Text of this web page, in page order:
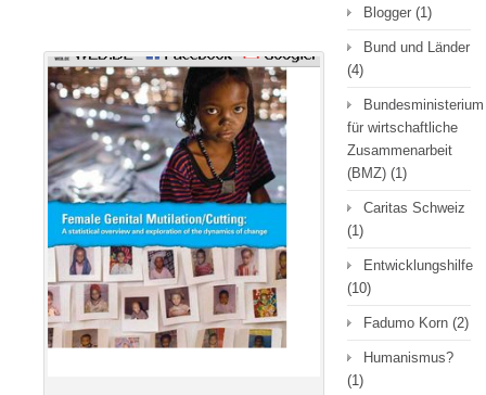
Blogger (1)
Bund und Länder
(4)
Bundesministerium
für wirtschaftliche
Zusammenarbeit
(BMZ) (1)
Caritas Schweiz
(1)
Entwicklungshilfe
(10)
Fadumo Korn (2)
Humanismus?
(1)